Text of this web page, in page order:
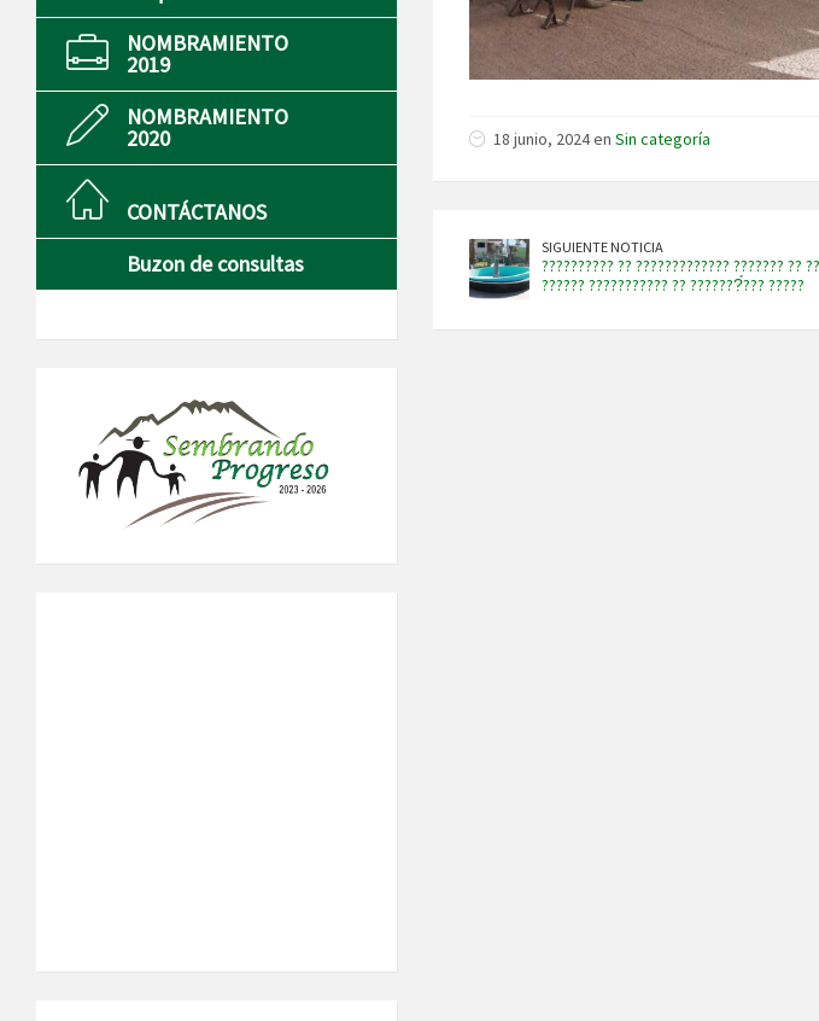
18 junio, 2024 en Sin categoría
SIGUIENTE NOTICIA
?????????? ?? ????????????? ??????? ??
?????? ??????????? ?? ???????́??? ?????
NOMBRAMIENTO
2019
NOMBRAMIENTO
2020
CONTÁCTANOS
Buzon de consultas